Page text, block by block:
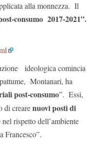
alla monnezza. Il
consumo 2017-2021”.
ideologica comincia
Montanari, ha
post-consumo”. Essi,
di crearenuovi posti di
nel rispetto dell’ambiente
Francesco”.